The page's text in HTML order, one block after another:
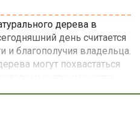
дерева в
день считается
и благополучия владельца.
могут похвастаться